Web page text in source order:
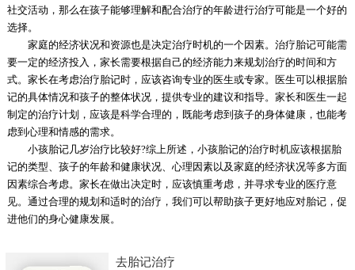
社交活动，那么在孩子能够理解和配合治疗的年龄进行治疗可能是一个好的
选择。
家庭的经济状况和资源也是决定治疗时机的一个因素。治疗胎记可能需
要一定的经济投入，家长需要根据自己的经济能力来规划治疗的时间和方
式。家长在考虑治疗胎记时，应该咨询专业的医生或专家。医生可以根据胎
记的具体情况和孩子的整体状况，提供专业的建议和指导。家长和医生一起
制定的治疗计划，应该是科学合理的，既能考虑到孩子的身体健康，也能考
虑到心理和情感的需求。
小孩胎记几岁治疗比较好?综上所述，小孩胎记的治疗时机应该根据胎
记的类型、孩子的年龄和健康状况、心理因素以及家庭的经济状况等多方面
因素综合考虑。家长在做出决定时，应该慎重考虑，并寻求专业的医疗意
见。通过合理的规划和适时的治疗，我们可以帮助孩子更好地应对胎记，促
进他们的身心健康发展。
去胎记治疗